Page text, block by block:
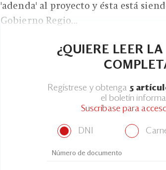
'adenda' al proyecto y ésta está
Gobierno Regio...
¿QUIERE LEER
Regístrese y obtenga 5
el boletín
Suscríbase para
DNI